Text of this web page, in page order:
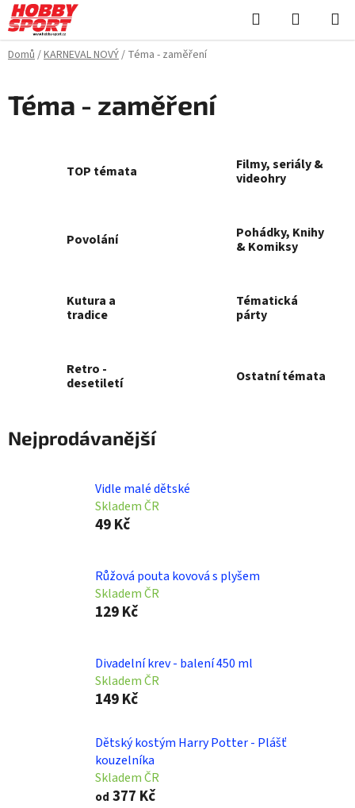
Přejít
na
obsah
Hledat
KOŠÍK
Domů/KARNEVAL NOVÝ/ Téma - zaměření
Téma - zaměření
TOP témata
Filmy, seriály &
videohry
Povolání
Pohádky, Knihy
& Komiksy
Kutura a
tradice
Tématická
párty
Retro -
desetiletí
Ostatní témata
Nejprodávanější
Vidle malé dětské
Skladem ČR
49 Kč
Růžová pouta kovová s plyšem
Skladem ČR
129 Kč
Divadelní krev - balení 450 ml
Skladem ČR
149 Kč
Dětský kostým Harry Potter - Plášť
kouzelníka
Skladem ČR
od 377 Kč